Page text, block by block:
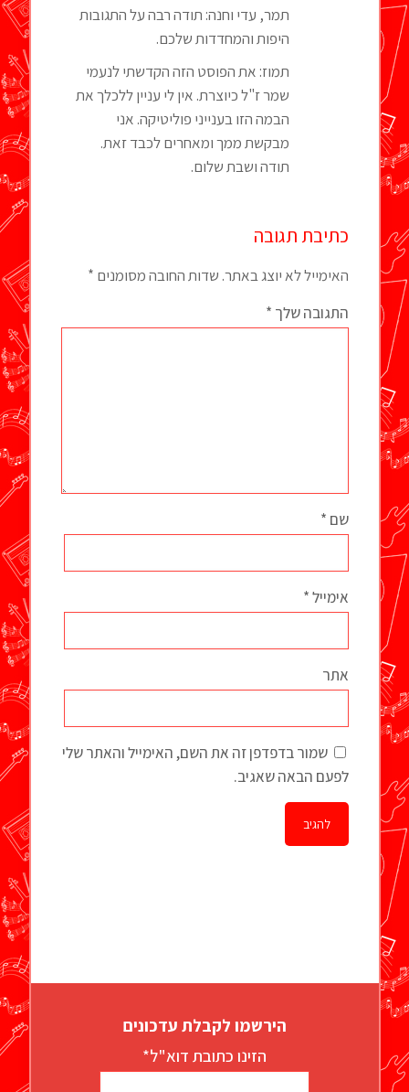
תמר, עדי וחנה: תודה רבה על התגובות
היפות והמחדדות שלכם.
תמוז: את הפוסט הזה הקדשתי לנעמי
שמר ז"ל כיוצרת. אין לי עניין ללכלך את
הבמה הזו בענייני פוליטיקה. אני
מבקשת ממך ומאחרים לכבד זאת.
תודה ושבת שלום.
כתיבת תגובה
האימייל לא יוצג באתר. שדות החובה מסומנים *
התגובה שלך *
שם *
אימייל*
אתר
שמור בדפדפן זה את השם, האימייל והאתר שלי
לפעם הבאה שאגיב.
הירשמו לקבלת עדכונים
הזינו כתובת דוא"ל*